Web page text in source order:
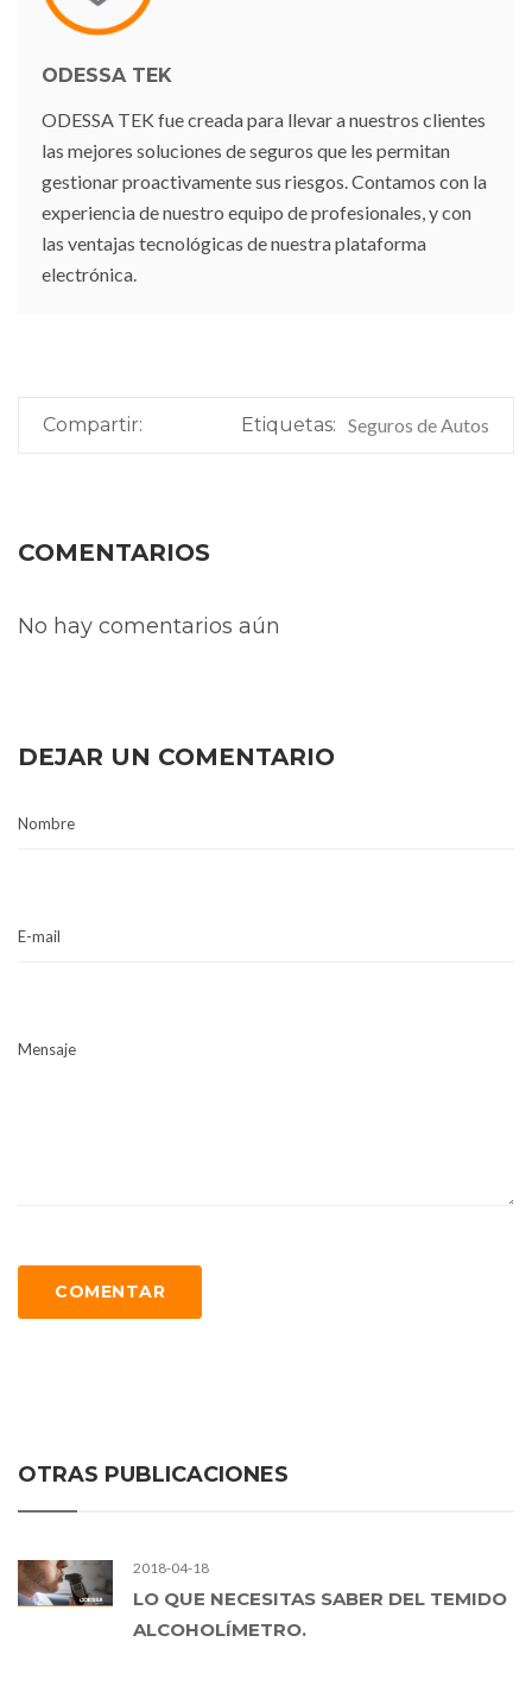
ODESSA TEK
ODESSA TEK fue creada para llevar a nuestros clientes
las mejores soluciones de seguros que les permitan
gestionar proactivamente sus riesgos. Contamos con la
experiencia de nuestro equipo de profesionales, y con
las ventajas tecnológicas de nuestra plataforma
electrónica.
Compartir: Etiquetas: Seguros de Autos
COMENTARIOS
No hay comentarios aún
DEJAR UN COMENTARIO
Nombre
E-mail
Mensaje
COMENTAR
OTRAS PUBLICACIONES
2018-04-18
LO QUE NECESITAS SABER DEL TEMIDO
ALCOHOLÍMETRO.